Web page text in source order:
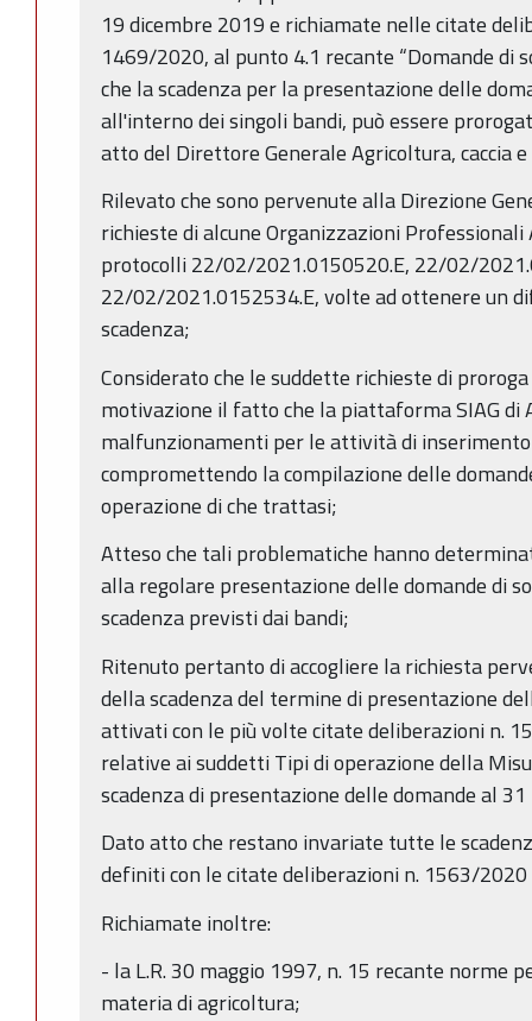
19 dicembre 2019 e richiamate nelle citate
1469/2020, al punto 4.1 recante “Domande di
che la scadenza per la presentazione delle
all'interno dei singoli bandi, può essere
atto del Direttore Generale Agricoltura, caccia e
Rilevato che sono pervenute alla Direzione
richieste di alcune Organizzazioni
protocolli 22/02/2021.0150520.E, 22/02/
22/02/2021.0152534.E, volte ad ottenere un
scadenza;
Considerato che le suddette richieste di
motivazione il fatto che la piattaforma SIAG di
malfunzionamenti per le attività di
compromettendo la compilazione delle
operazione di che trattasi;
Atteso che tali problematiche hanno
alla regolare presentazione delle domande di
scadenza previsti dai bandi;
Ritenuto pertanto di accogliere la richiesta
della scadenza del termine di presentazione
attivati con le più volte citate deliberazioni n.
relative ai suddetti Tipi di operazione della
scadenza di presentazione delle domande al
Dato atto che restano invariate tutte le
definiti con le citate deliberazioni n. 1563/
Richiamate inoltre:
- la L.R. 30 maggio 1997, n. 15 recante norme
materia di agricoltura;